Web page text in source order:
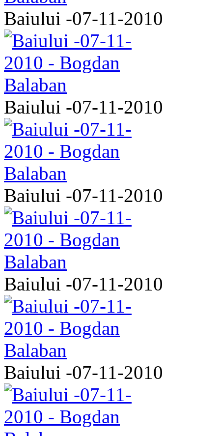
Baiului -07-11-2010
Baiului -07-11-2010
Baiului -07-11-2010
Baiului -07-11-2010
Baiului -07-11-2010